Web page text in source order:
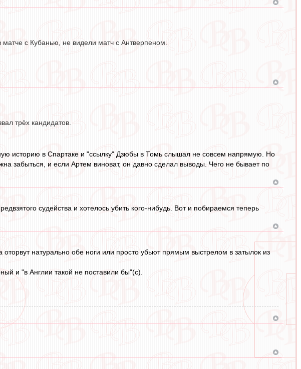
матче с Кубанью, не видели матч с Антверпеном.
трёх кандидатов.
историю в Спартаке и "ссылку" Дзюбы в Томь слышал не совсем напрямую. Но
забыться, и если Артем виноват, он давно сделал выводы. Чего не бывает по
судейства и хотелось убить кого-нибудь. Вот и побираемся теперь
натурально обе ноги или просто убьют прямым выстрелом в затылок из
и "в Англии такой не поставили бы"(с).